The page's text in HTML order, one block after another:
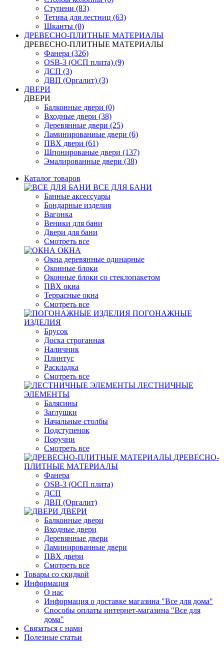
Ступени (83)
Тетива для лестниц (63)
Шканты (0)
ДРЕВЕСНО-ПЛИТНЫЕ МАТЕРИАЛЫ
ДРЕВЕСНО-ПЛИТНЫЕ МАТЕРИАЛЫ
Фанера (326)
OSB-3 (ОСП плита) (9)
ДСП (3)
ДВП (Оргалит) (3)
ДВЕРИ
ДВЕРИ
Балконные двери (0)
Входные двери (38)
Деревянные двери (25)
Ламинированные двери (6)
ПВХ двери (61)
Шпонированые двери (137)
Эмалированные двери (38)
Каталог товаров
ВСЕ ДЛЯ БАНИ
Банные аксессуары
Бондарные изделия
Вагонка
Веники для бани
Двери для бани
Смотреть все
ОКНА
Окна деревянные одинарные
Оконные блоки
Оконные блоки со стеклопакетом
ПВХ окна
Террасные окна
Смотреть все
ПОГОНАЖНЫЕ
ИЗДЕЛИЯ
Брусок
Доска строганная
Наличник
Плинтус
Раскладка
Смотреть все
ЛЕСТНИЧНЫЕ
ЭЛЕМЕНТЫ
Балясины
Заглушки
Начальные столбы
Подступенок
Поручни
Смотреть все
ДРЕВЕСНО-
ПЛИТНЫЕ МАТЕРИАЛЫ
Фанера
OSB-3 (ОСП плита)
ДСП
ДВП (Оргалит)
ДВЕРИ
Балконные двери
Входные двери
Деревянные двери
Ламинированные двери
ПВХ двери
Смотреть все
Товары со скидкой
Информация
О нас
Информация о доставке магазина "Все для дома"
Способы оплаты интернет-магазина "Все для
дома"
Связаться с нами
Полезные статьи